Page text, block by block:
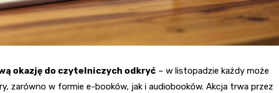
okazję do czytelniczych odkryć – w listopadzie każdy może
zarówno w formie e-booków, jak i audiobooków. Akcja trwa przez